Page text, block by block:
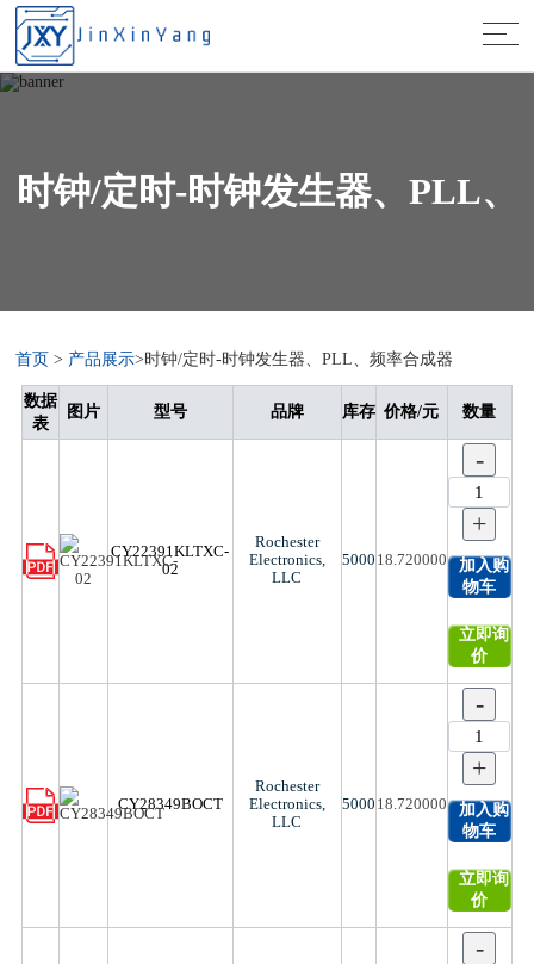
时钟/定时-时钟发生器、PLL、
频率合成器
首页 > 产品展示>时钟/定时-时钟发生器、PLL、频率合成器
数据
表
图片 型号 品牌 库存 价格/元 数量
CY22391KLTXC-
02
Rochester
Electronics,
LLC
5000 18.720000
-
+
加入购
物车
立即询
价
CY28349BOCT
Rochester
Electronics,
LLC
5000 18.720000
-
+
加入购
物车
立即询
价
-